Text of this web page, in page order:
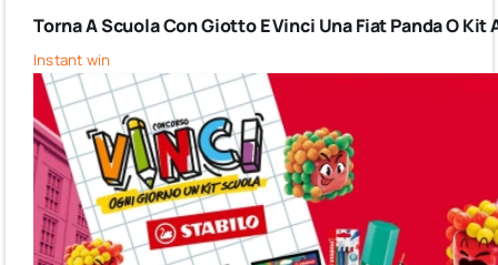
Torna A Scuola Con Giotto E Vinci Una Fiat Panda O
Instant win